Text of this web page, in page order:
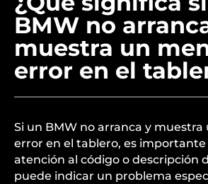
BMW no
muestra un
error en el
Si un BMW no arranca y muestra
error en el tablero, es
atención al código o descripción
puede indicar un problema